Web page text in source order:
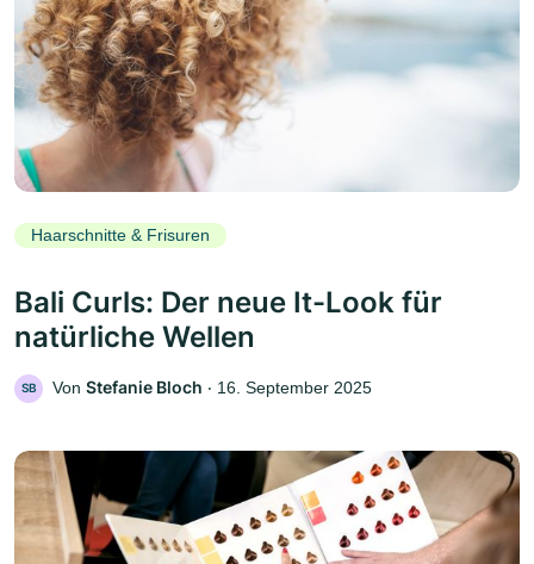
Haarschnitte & Frisuren
Bali Curls: Der neue It-Look für
natürliche Wellen
SB Von Stefanie Bloch ‧ 16. September 2025